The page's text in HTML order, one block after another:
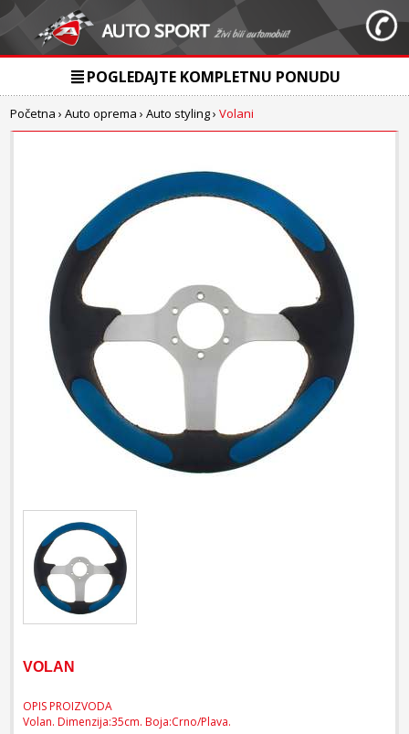
POGLEDAJTE KOMPLETNU PONUDU
Početna ›Auto oprema ›Auto styling›Volani
VOLAN
OPIS PROIZVODA
Volan. Dimenzija:35cm. Boja:Crno/Plava.